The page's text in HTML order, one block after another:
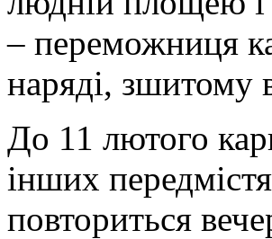
– переможниця
наряді, зшитому
До 11 лютого
інших
повториться